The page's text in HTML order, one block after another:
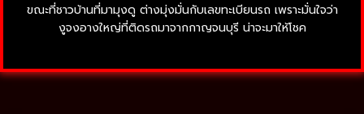
ขณะที่ชาวบ้านที่มามุงดู ต่างมุ่งมั่นกับเลขทะเบียนรถ เพราะมั่นใจว่า
งูจงอางใหญ่ที่ติดรถมาจากกาญจนบุรี น่าจะมาให้โชค